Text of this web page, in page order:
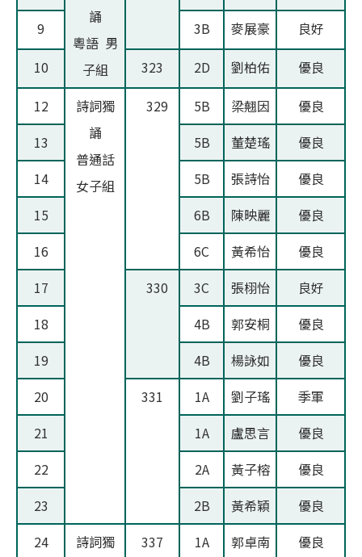
誦
粵語 男
子組
9
3B 麥展豪
良好
10
323 2D 劉柏佑
優良
12
詩詞獨
誦
普通話
女子組
329 5B 梁翹因
優良
13
5B 董楚瑤
優良
14
5B 張詩怡
優良
15
6B 陳映麗
優良
16
6C 黃希怡
優良
17
330 3C 張栩怡
良好
18
4B 郭安桐
優良
19
4B 楊詠如
優良
20
331 1A 劉子瑤
季軍
21
1A 盧思言
優良
22
2A 黃子榕
優良
23
2B 黃希穎
優良
24
詩詞獨
337 1A 郭卓南 優良